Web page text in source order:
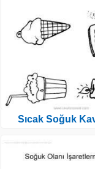
Sıcak Soğuk